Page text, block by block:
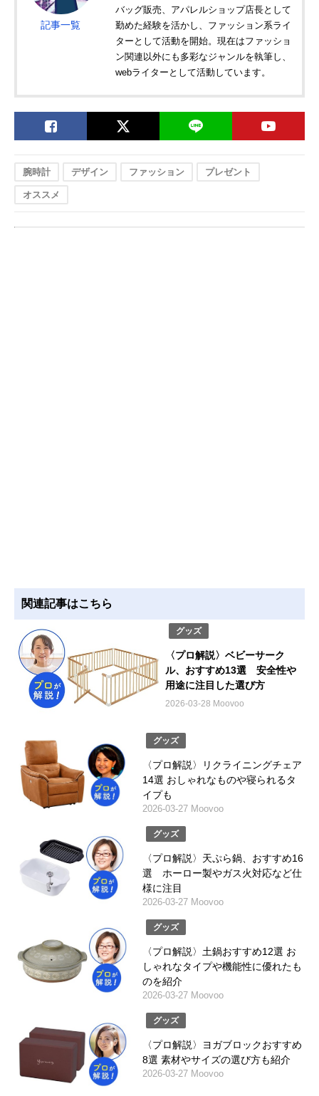
記事一覧
バッグ販売、アパレルショップ店長として
勤めた経験を活かし、ファッション系ライ
ターとして活動を開始。現在はファッショ
ン関連以外にも多彩なジャンルを執筆し、
webライターとして活動しています。
腕時計 デザイン ファッション プレゼント
オススメ
関連記事はこちら
グッズ
〈プロ解説〉ベビーサーク
ル、おすすめ13選 安全性や
用途に注目した選び方
2026-03-28 Moovoo
グッズ
〈プロ解説〉リクライニングチェア
14選 おしゃれなものや寝られるタ
イプも
2026-03-27 Moovoo
グッズ
〈プロ解説〉天ぷら鍋、おすすめ16
選 ホーロー製やガス火対応など仕
様に注目
2026-03-27 Moovoo
グッズ
〈プロ解説〉土鍋おすすめ12選 お
しゃれなタイプや機能性に優れたも
のを紹介
2026-03-27 Moovoo
グッズ
〈プロ解説〉ヨガブロックおすすめ
8選 素材やサイズの選び方も紹介
2026-03-27 Moovoo